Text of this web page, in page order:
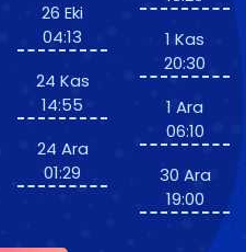
26 Eki
04:13
24 Kas
14:55
24 Ara
01:29
1 Kas
20:30
1 Ara
06:10
30 Ara
19:00